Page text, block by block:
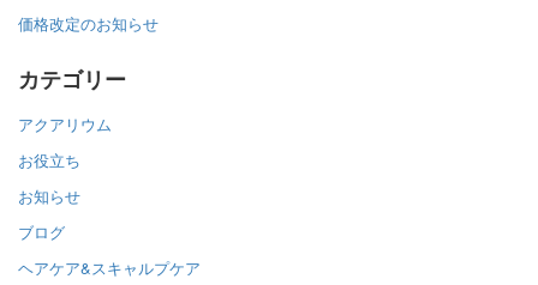
価格改定のお知らせ
カテゴリー
アクアリウム
お役立ち
お知らせ
ブログ
ヘアケア&スキャルプケア